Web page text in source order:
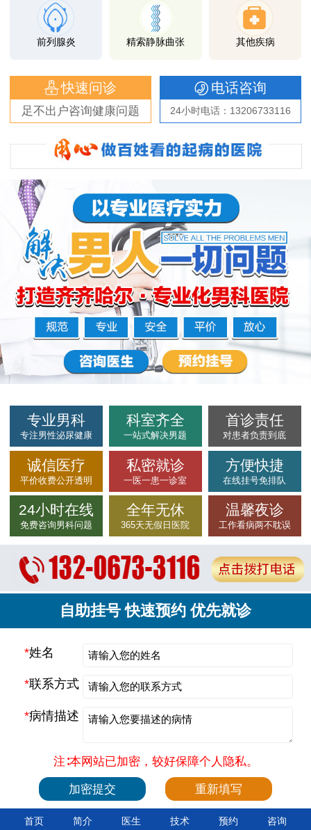
前列腺炎 精索静脉曲张 其他疾病
快速问诊
足不出户咨询健康问题
电话咨询
24小时电话：13206733116
专业男科
专注男性泌尿健康
科室齐全
一站式解决男题
首诊责任
对患者负责到底
诚信医疗
平价收费公开透明
私密就诊
一医一患一诊室
方便快捷
在线挂号免排队
24小时在线
免费咨询男科问题
全年无休
365天无假日医院
温馨夜诊
工作看病两不耽误
自助挂号 快速预约 优先就诊
*姓名
*联系方式
*病情描述
注∶本网站已加密，较好保障个人隐私。
首页 简介 医生 技术 预约 咨询